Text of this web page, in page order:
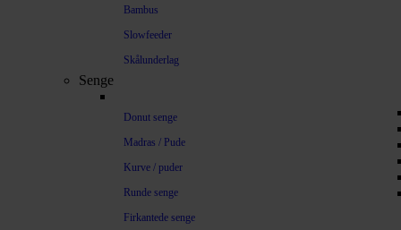
Bambus
Slowfeeder
Skålunderlag
Senge
Donut senge
Madras / Pude
Kurve / puder
Runde senge
Firkantede senge